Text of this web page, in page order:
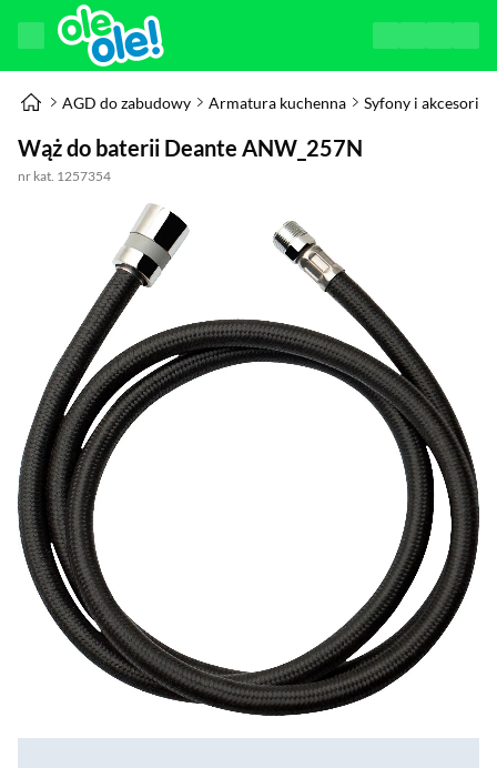
AGD do zabudowy Armatura kuchenna Syfony i akcesoria
Wąż do baterii Deante ANW_257N
nr kat. 1257354